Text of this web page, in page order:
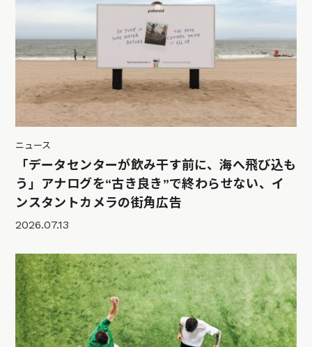
ニュース
「データセンターが飲み干す前に、海へ飛び込も
う」アナログを“古き良き”で終わらせない、イ
ンスタントカメラの街角広告
2026.07.13